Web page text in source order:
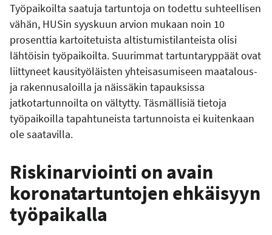
Työpaikoilta saatuja tartuntoja on todettu suhteellisen
vähän, HUSin syyskuun arvion mukaan noin 10
prosenttia kartoitetuista altistumistilanteista olisi
lähtöisin työpaikoilta. Suurimmat tartuntaryppäät ovat
liittyneet kausityöläisten yhteisasumiseen maatalous-
ja rakennusaloilla ja näissäkin tapauksissa
jatkotartunnoilta on vältytty. Täsmällisiä tietoja
työpaikoilla tapahtuneista tartunnoista ei kuitenkaan
ole saatavilla.
Riskinarviointi on avain
koronatartuntojen ehkäisyyn
työpaikalla